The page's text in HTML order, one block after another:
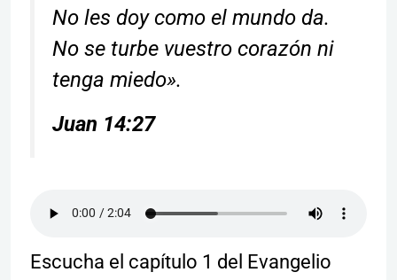
No les doy como el mundo da.
No se turbe vuestro corazón ni
tenga miedo».
Juan 14:27
Escucha el capítulo 1 del Evangelio